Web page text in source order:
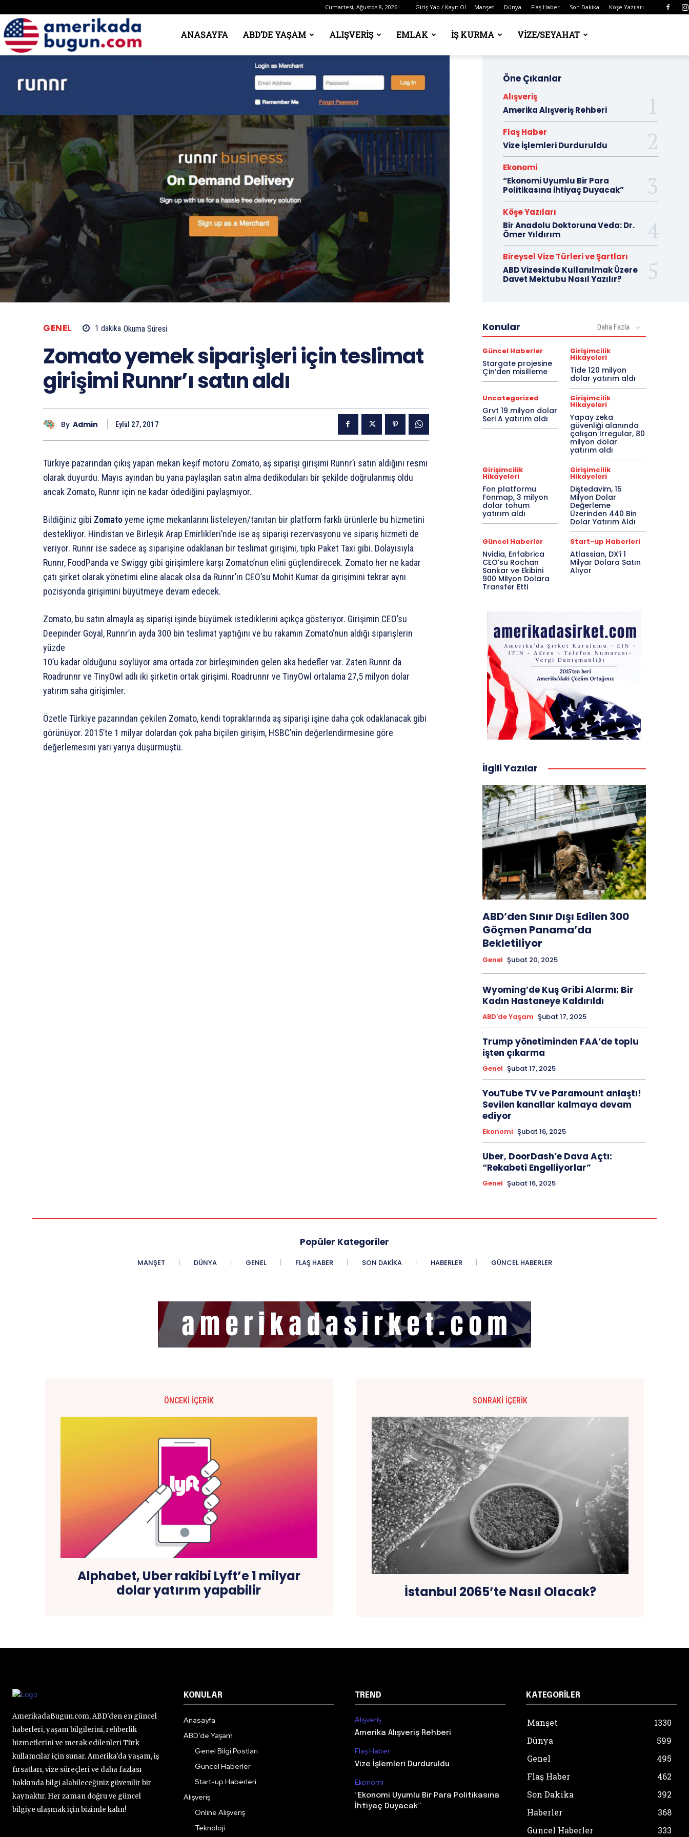
Cumartesi, Ağustos 8, 2026 Giriş Yap / Kayıt Ol Manşet Dünya Flaş Haber Son Dakika Köşe Yazıları
Amerika’daANASAYFA ABD’DE YAŞAM ALIŞVERIŞ EMLAK İŞ KURMA VIZE/SEYAHAT
GENEL 1 dakika Okuma Süresi
Zomato yemek siparişleri için teslimat
girişimi Runnr’ı satın aldı
By Admin Eylül 27, 2017
Türkiye pazarından çıkış yapan mekan keşif motoru Zomato, aş siparişi girişimi Runnr’ı satın aldığını resmi
olarak duyurdu. Mayıs ayından bu yana paylaşılan satın alma dedikoduları bir şekilde doğrulanmış oldu
ancak Zomato, Runnr için ne kadar ödediğini paylaşmıyor.
Bildiğiniz gibi Zomatoyeme içme mekanlarını listeleyen/tanıtan bir platform farklı ürünlerle bu hizmetini
destekliyor. Hindistan ve Birleşik Arap Emirlikleri’nde ise aş siparişi rezervasyonu ve sipariş hizmeti de
veriyor. Runnr ise sadece aş siparişine odaklanan bir teslimat girişimi, tıpkı Paket Taxi gibi. Dolayısıyla
Runnr, FoodPanda ve Swiggy gibi girişimlere karşı Zomato’nun elini güçlendirecek. Zomato her ne kadar
çatı şirket olarak yönetimi eline alacak olsa da Runnr’ın CEO’su Mohit Kumar da girişimini tekrar aynı
pozisyonda girişimini büyütmeye devam edecek.
Zomato, bu satın almayla aş siparişi işinde büyümek istediklerini açıkça gösteriyor. Girişimin CEO’su
Deepinder Goyal, Runnr’ın ayda 300 bin teslimat yaptığını ve bu rakamın Zomato’nun aldığı siparişlerin
yüzde
10’u kadar olduğunu söylüyor ama ortada zor birleşiminden gelen aka hedefler var. Zaten Runnr da
Roadrunnr ve TinyOwl adlı iki şirketin ortak girişimi. Roadrunnr ve TinyOwl ortalama 27,5 milyon dolar
yatırım saha girişimler.
Özetle Türkiye pazarından çekilen Zomato, kendi topraklarında aş siparişi işine daha çok odaklanacak gibi
görünüyor. 2015’te 1 milyar dolardan çok paha biçilen girişim, HSBC’nin değerlendirmesine göre
değerlemesini yarı yarıya düşürmüştü.
Öne Çıkanlar
Alışveriş
Amerika Alışveriş Rehberi
Flaş Haber
Vize İşlemleri Durduruldu
Ekonomi
“Ekonomi Uyumlu Bir Para
Politikasına İhtiyaç Duyacak”
Köşe Yazıları
Bir Anadolu Doktoruna Veda: Dr.
Ömer Yıldırım
Bireysel Vize Türleri ve Şartları
ABD Vizesinde Kullanılmak Üzere
Davet Mektubu Nasıl Yazılır?
Konular Daha Fazla
Güncel Haberler
Stargate projesine
Çin’den misilleme
Girişimcilik
Hikayeleri
Tide 120 milyon
dolar yatırım aldı
Uncategorized
Grvt 19 milyon dolar
Seri A yatırım aldı
Girişimcilik
Hikayeleri
Yapay zeka
güvenliği alanında
çalışan Irregular, 80
milyon dolar
yatırım aldı
Girişimcilik
Hikayeleri
Fon platformu
Fonmap, 3 milyon
dolar tohum
yatırım aldı
Girişimcilik
Hikayeleri
Diştedavim, 15
Milyon Dolar
Değerleme
Üzerinden 440 Bin
Dolar Yatırım Aldı
Güncel Haberler
Nvidia, Enfabrica
CEO’su Rochan
Sankar ve Ekibini
900 Milyon Dolara
Transfer Etti
Start-up Haberleri
Atlassian, DX’i 1
Milyar Dolara Satın
Alıyor
İlgili Yazılar
ABD’den Sınır Dışı Edilen 300
Göçmen Panama’da
Bekletiliyor
Genel Şubat 20, 2025
Wyoming’de Kuş Gribi Alarmı: Bir
Kadın Hastaneye Kaldırıldı
ABD'de Yaşam Şubat 17, 2025
Trump yönetiminden FAA’de toplu
işten çıkarma
Genel Şubat 17, 2025
YouTube TV ve Paramount anlaştı!
Sevilen kanallar kalmaya devam
ediyor
Ekonomi Şubat 16, 2025
Uber, DoorDash’e Dava Açtı:
“Rekabeti Engelliyorlar”
Genel Şubat 16, 2025
Popüler Kategoriler
MANŞET DÜNYA GENEL FLAŞ HABER SON DAKIKA HABERLER GÜNCEL HABERLER
ÖNCEKI İÇERIK
Alphabet, Uber rakibi Lyft’e 1 milyar
dolar yatırım yapabilir
SONRAKI İÇERIK
İstanbul 2065’te Nasıl Olacak?
AmerikadaBugun.com, ABD'den en güncel
haberleri, yaşam bilgilerini, rehberlik
hizmetlerini ve merak edilenleri Türk
kullanıcılar için sunar. Amerika'da yaşam, iş
fırsatları, vize süreçleri ve daha fazlası
hakkında bilgi alabileceğiniz güvenilir bir
kaynaktır. Her zaman doğru ve güncel
bilgiye ulaşmak için bizimle kalın!
KONULAR
Anasayfa
ABD’de Yaşam
Genel Bilgi Postları
Güncel Haberler
Start-up Haberleri
Alışveriş
Online Alışveriş
Teknoloji
TREND
Alışveriş
Amerika Alışveriş Rehberi
Flaş Haber
Vize İşlemleri Durduruldu
Ekonomi
“Ekonomi Uyumlu Bir Para Politikasına
İhtiyaç Duyacak”
KATEGORILER
Manşet
1330
Dünya
599
Genel
495
Flaş Haber
462
Son Dakika
392
Haberler
368
Güncel Haberler
333